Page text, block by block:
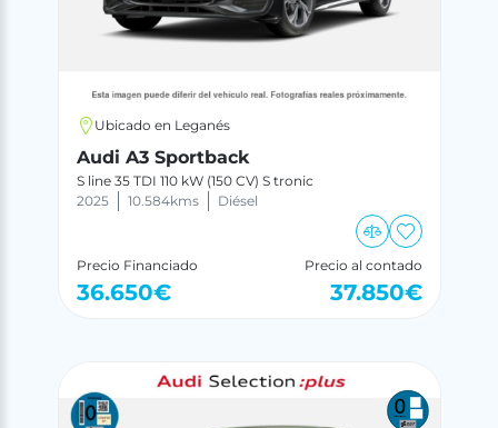
Ubicado en Leganés
Audi A3 Sportback
S line 35 TDI 110 kW (150 CV) S tronic
2025
10.584kms Diésel
Precio Financiado
36.650€
Precio al contado
37.850€